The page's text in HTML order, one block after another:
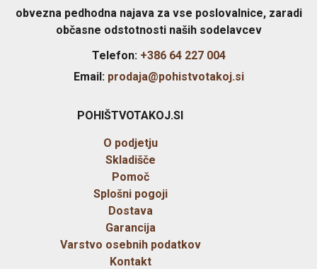
obvezna pedhodna najava za vse poslovalnice, zaradi
občasne odstotnosti naših sodelavcev
Telefon: +386 64 227 004
Email: prodaja@pohistvotakoj.si
POHIŠTVOTAKOJ.SI
O podjetju
Skladišče
Pomoč
Splošni pogoji
Dostava
Garancija
Varstvo osebnih podatkov
Kontakt